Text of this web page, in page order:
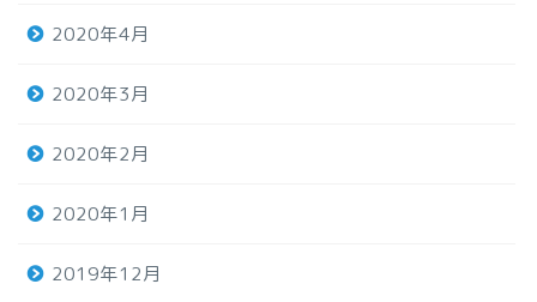
2020年4月
2020年3月
2020年2月
2020年1月
2019年12月